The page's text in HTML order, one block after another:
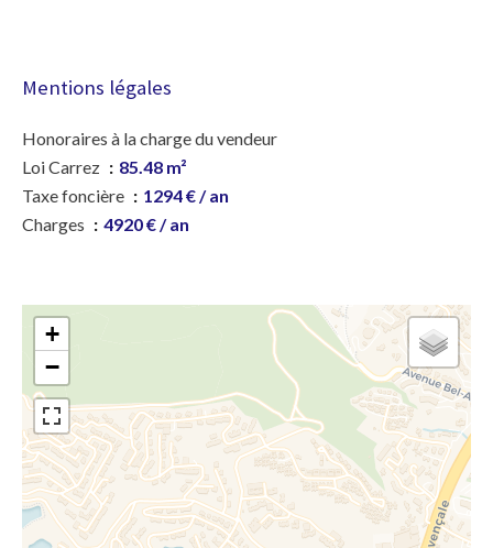
Mentions légales
Honoraires à la charge du vendeur
Loi Carrez
85.48 m²
Taxe foncière
1294 € / an
Charges
4920 € / an
+
−